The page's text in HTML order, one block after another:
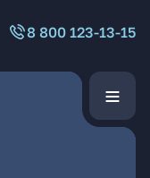
8 800 123-13-15